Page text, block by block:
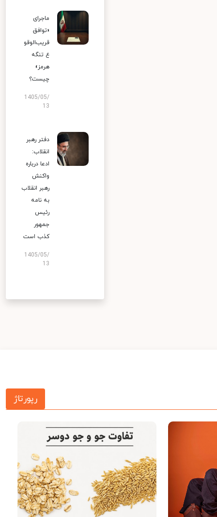
ماجرای
«توافق
قریب‌الوقو
ع تنگه
هرمز»
چیست؟
1405/05/
13
دفتر رهبر
انقلاب:
ادعا درباره
واکنش
رهبر انقلاب
به نامه
رئیس
جمهور
کذب است
1405/05/
13
رپورتاژ